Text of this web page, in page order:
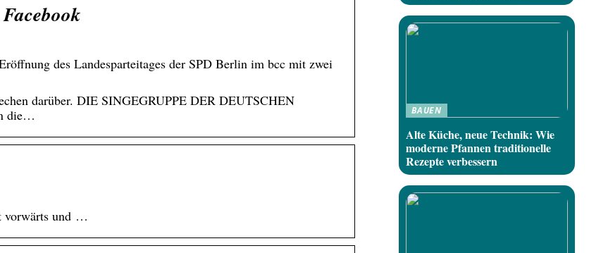
des Landesparteitages der SPD Berlin im bcc mit zwei
darüber. DIE SINGEGRUPPE DER DEUTSCHEN
die…
vorwärts und …
BAUEN
Alte Küche, neue Technik: Wie
moderne Pfannen traditionelle
Rezepte verbessern